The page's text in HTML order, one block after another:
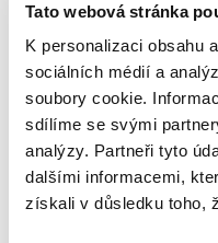
Tato webová stránka
K personalizaci obsahu
sociálních médií a
soubory cookie.
sdílíme se svými
analýzy. Partneři tyto
dalšími informacemi,
získali v důsledku toho,
Vážení
služby tejto
by som
za ich
spracovaní
úspechov a